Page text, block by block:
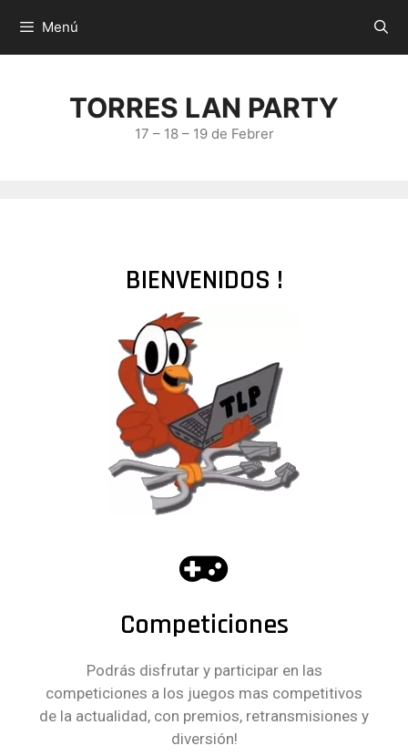
Menú
TORRES LAN PARTY
17 – 18 – 19 de Febrer
BIENVENIDOS !
Competiciones
Podrás disfrutar y participar en las
competiciones a los juegos mas competitivos
de la actualidad, con premios, retransmisiones y
diversión!